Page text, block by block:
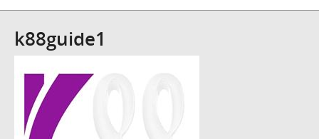
k88guide1